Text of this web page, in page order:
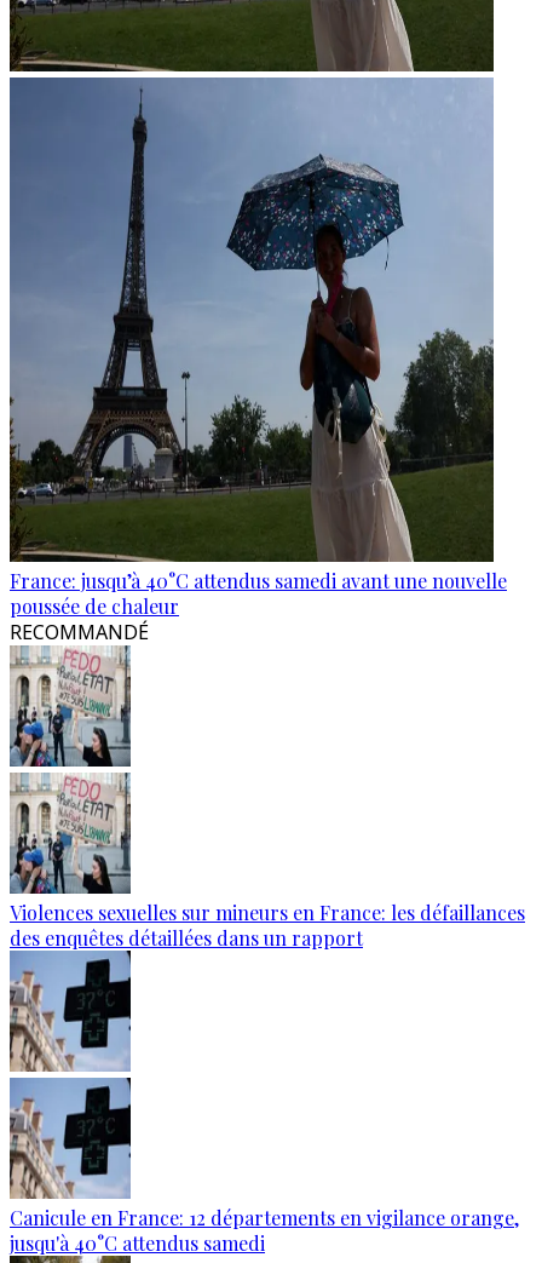
France: jusqu’à 40°C attendus samedi avant une nouvelle
poussée de chaleur
RECOMMANDÉ
Violences sexuelles sur mineurs en France: les défaillances
des enquêtes détaillées dans un rapport
Canicule en France: 12 départements en vigilance orange,
jusqu'à 40°C attendus samedi